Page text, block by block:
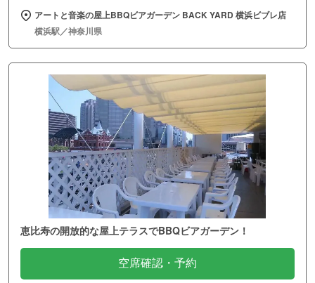
アートと音楽の屋上BBQビアガーデン BACK YARD 横浜ビブレ店
横浜駅／神奈川県
恵比寿の開放的な屋上テラスでBBQビアガーデン！
空席確認・予約